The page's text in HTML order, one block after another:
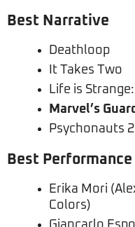
Best Narrative
Deathloop
It Takes Two
Life is
Marvel’s
Psychonauts 2
Best Performance
Erika Mori
Colors)